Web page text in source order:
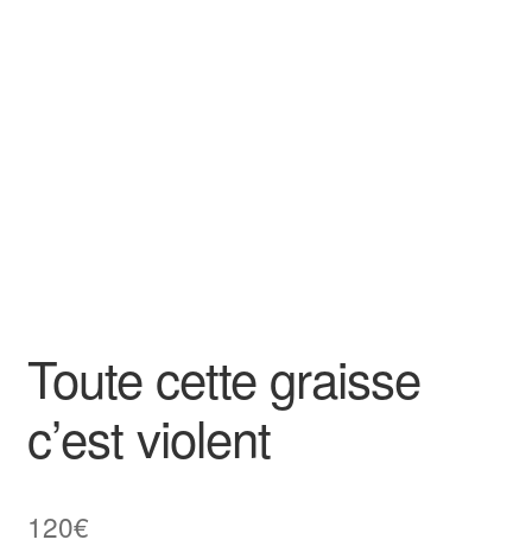
Toute cette graisse
c’est violent
120€